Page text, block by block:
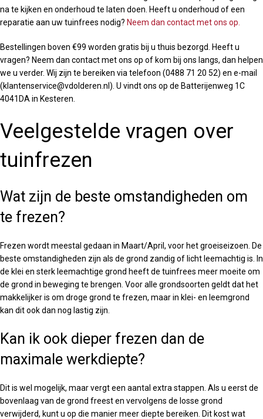
na te kijken en onderhoud te laten doen. Heeft u onderhoud of een
reparatie aan uw tuinfrees nodig? Neem dan contact met ons op.
Bestellingen boven €99 worden gratis bij u thuis bezorgd. Heeft u
vragen? Neem dan contact met ons op of kom bij ons langs, dan helpen
we u verder. Wij zijn te bereiken via telefoon (0488 71 20 52) en e-mail
(klantenservice@vdolderen.nl). U vindt ons op de Batterijenweg 1C
4041DA in Kesteren.
Veelgestelde vragen over
tuinfrezen
Wat zijn de beste omstandigheden om
te frezen?
Frezen wordt meestal gedaan in Maart/April, voor het groeiseizoen. De
beste omstandigheden zijn als de grond zandig of licht leemachtig is. In
de klei en sterk leemachtige grond heeft de tuinfrees meer moeite om
de grond in beweging te brengen. Voor alle grondsoorten geldt dat het
makkelijker is om droge grond te frezen, maar in klei- en leemgrond
kan dit ook dan nog lastig zijn.
Kan ik ook dieper frezen dan de
maximale werkdiepte?
Dit is wel mogelijk, maar vergt een aantal extra stappen. Als u eerst de
bovenlaag van de grond freest en vervolgens de losse grond
verwijderd, kunt u op die manier meer diepte bereiken. Dit kost wat